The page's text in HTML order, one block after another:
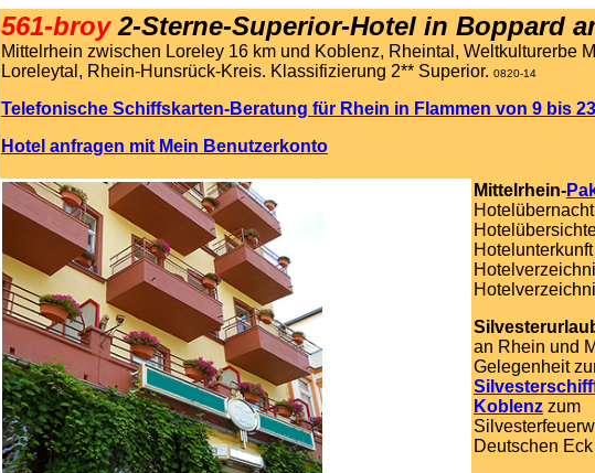
561-broy2-Sterne-Superior-Hotel in Boppard
Mittelrhein zwischen Loreley 16 km und Koblenz, Rheintal, Weltkulturerbe
Loreleytal, Rhein-Hunsrück-Kreis. Klassifizierung 2** Superior. 0820-14
Telefonische Schiffskarten-Beratung für Rhein in Flammen von 9 bis
Hotel anfragen mit Mein Benutzerkonto
Mittelrhein-
Hotelunterkunft
an Rhein und
Gelegenheit
Koblenz zum
Deutschen Eck